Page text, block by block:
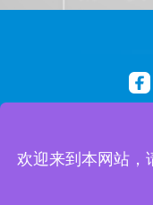
欢迎来到本网站，